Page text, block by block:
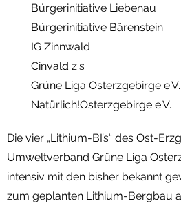
Bürgerinitiative Liebenau
Bürgerinitiative Bärenstein
IG Zinnwald
Cinvald z.s
Grüne Liga Osterzgebirge e.V.
Natürlich!Osterzgebirge e.V.
Die vier „Lithium-BI’s“ des Ost-
Umweltverband Grüne Liga
intensiv mit den bisher bekannt
zum geplanten Lithium-Bergbau